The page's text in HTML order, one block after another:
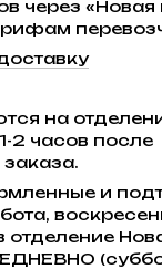
через «Новая
на
2 часов после
и
отделение